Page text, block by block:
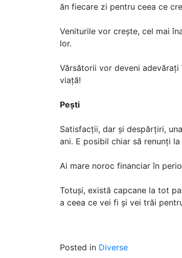
ăn fiecare zi pentru ceea ce
Veniturile vor crește, cel mai
lor.
Vărsătorii vor deveni
viață!
Pești
Satisfacții, dar și despărțiri,
ani. E posibil chiar să renunți
Ai mare noroc financiar în
Totuși, există capcane la tot
a ceea ce vei fi și vei trăi
Posted in Diverse